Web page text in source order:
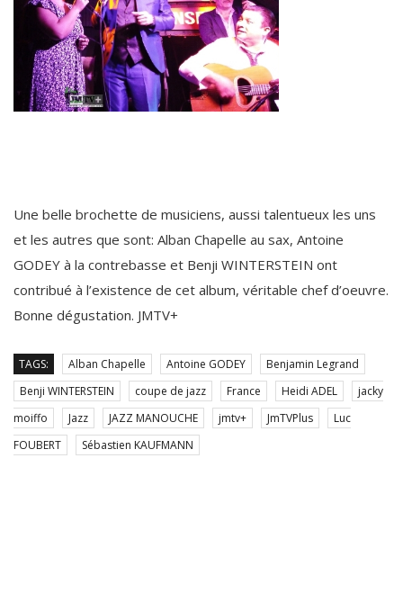
Une belle brochette de musiciens, aussi talentueux les uns
et les autres que sont: Alban Chapelle au sax, Antoine
GODEY à la contrebasse et Benji WINTERSTEIN ont
contribué à l’existence de cet album, véritable chef d’oeuvre.
Bonne dégustation. JMTV+
TAGS: Alban Chapelle Antoine GODEY
Benjamin Legrand
Benji WINTERSTEIN
coupe de jazz France Heidi ADEL
jacky
moiffo
Jazz JAZZ MANOUCHE jmtv+ JmTVPlus
Luc
FOUBERT
Sébastien KAUFMANN